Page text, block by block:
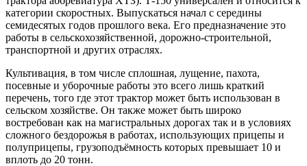
категории скоростных. Выпускаться начал с середины
семидесятых годов прошлого века. Его предназначение это
работы в сельскохозяйственной, дорожно-строительной,
транспортной и других отраслях.
Культивация, в том числе сплошная, лущение, пахота,
посевные и уборочные работы это всего лишь краткий
перечень, того где этот трактор может быть использован в
сельском хозяйстве. Он также может быть широко
востребован как на магистральных дорогах так и в условиях
сложного бездорожья в работах, использующих прицепы и
полуприцепы, грузоподъёмность которых превышает 10 и
вплоть до 20 тонн.